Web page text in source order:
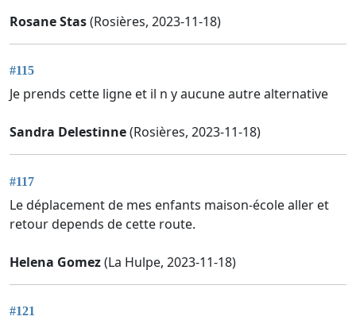
Rosane Stas(Rosières, 2023-11-18)
#115
Je prends cette ligne et il n y aucune autre alternative
Sandra Delestinne(Rosières, 2023-11-18)
#117
Le déplacement de mes enfants maison-école aller et
retour depends de cette route.
Helena Gomez(La Hulpe, 2023-11-18)
#121